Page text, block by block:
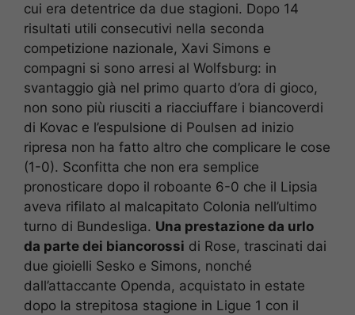
cui era detentrice da due stagioni. Dopo 14
risultati utili consecutivi nella seconda
competizione nazionale, Xavi Simons e
compagni si sono arresi al Wolfsburg: in
svantaggio già nel primo quarto d’ora di gioco,
non sono più riusciti a riacciuffare i biancoverdi
di Kovac e l’espulsione di Poulsen ad inizio
ripresa non ha fatto altro che complicare le cose
(1-0). Sconfitta che non era semplice
pronosticare dopo il roboante 6-0 che il Lipsia
aveva rifilato al malcapitato Colonia nell’ultimo
turno di Bundesliga. Una prestazione da urlo
da parte dei biancorossi di Rose, trascinati dai
due gioielli Sesko e Simons, nonché
dall’attaccante Openda, acquistato in estate
dopo la strepitosa stagione in Ligue 1 con il